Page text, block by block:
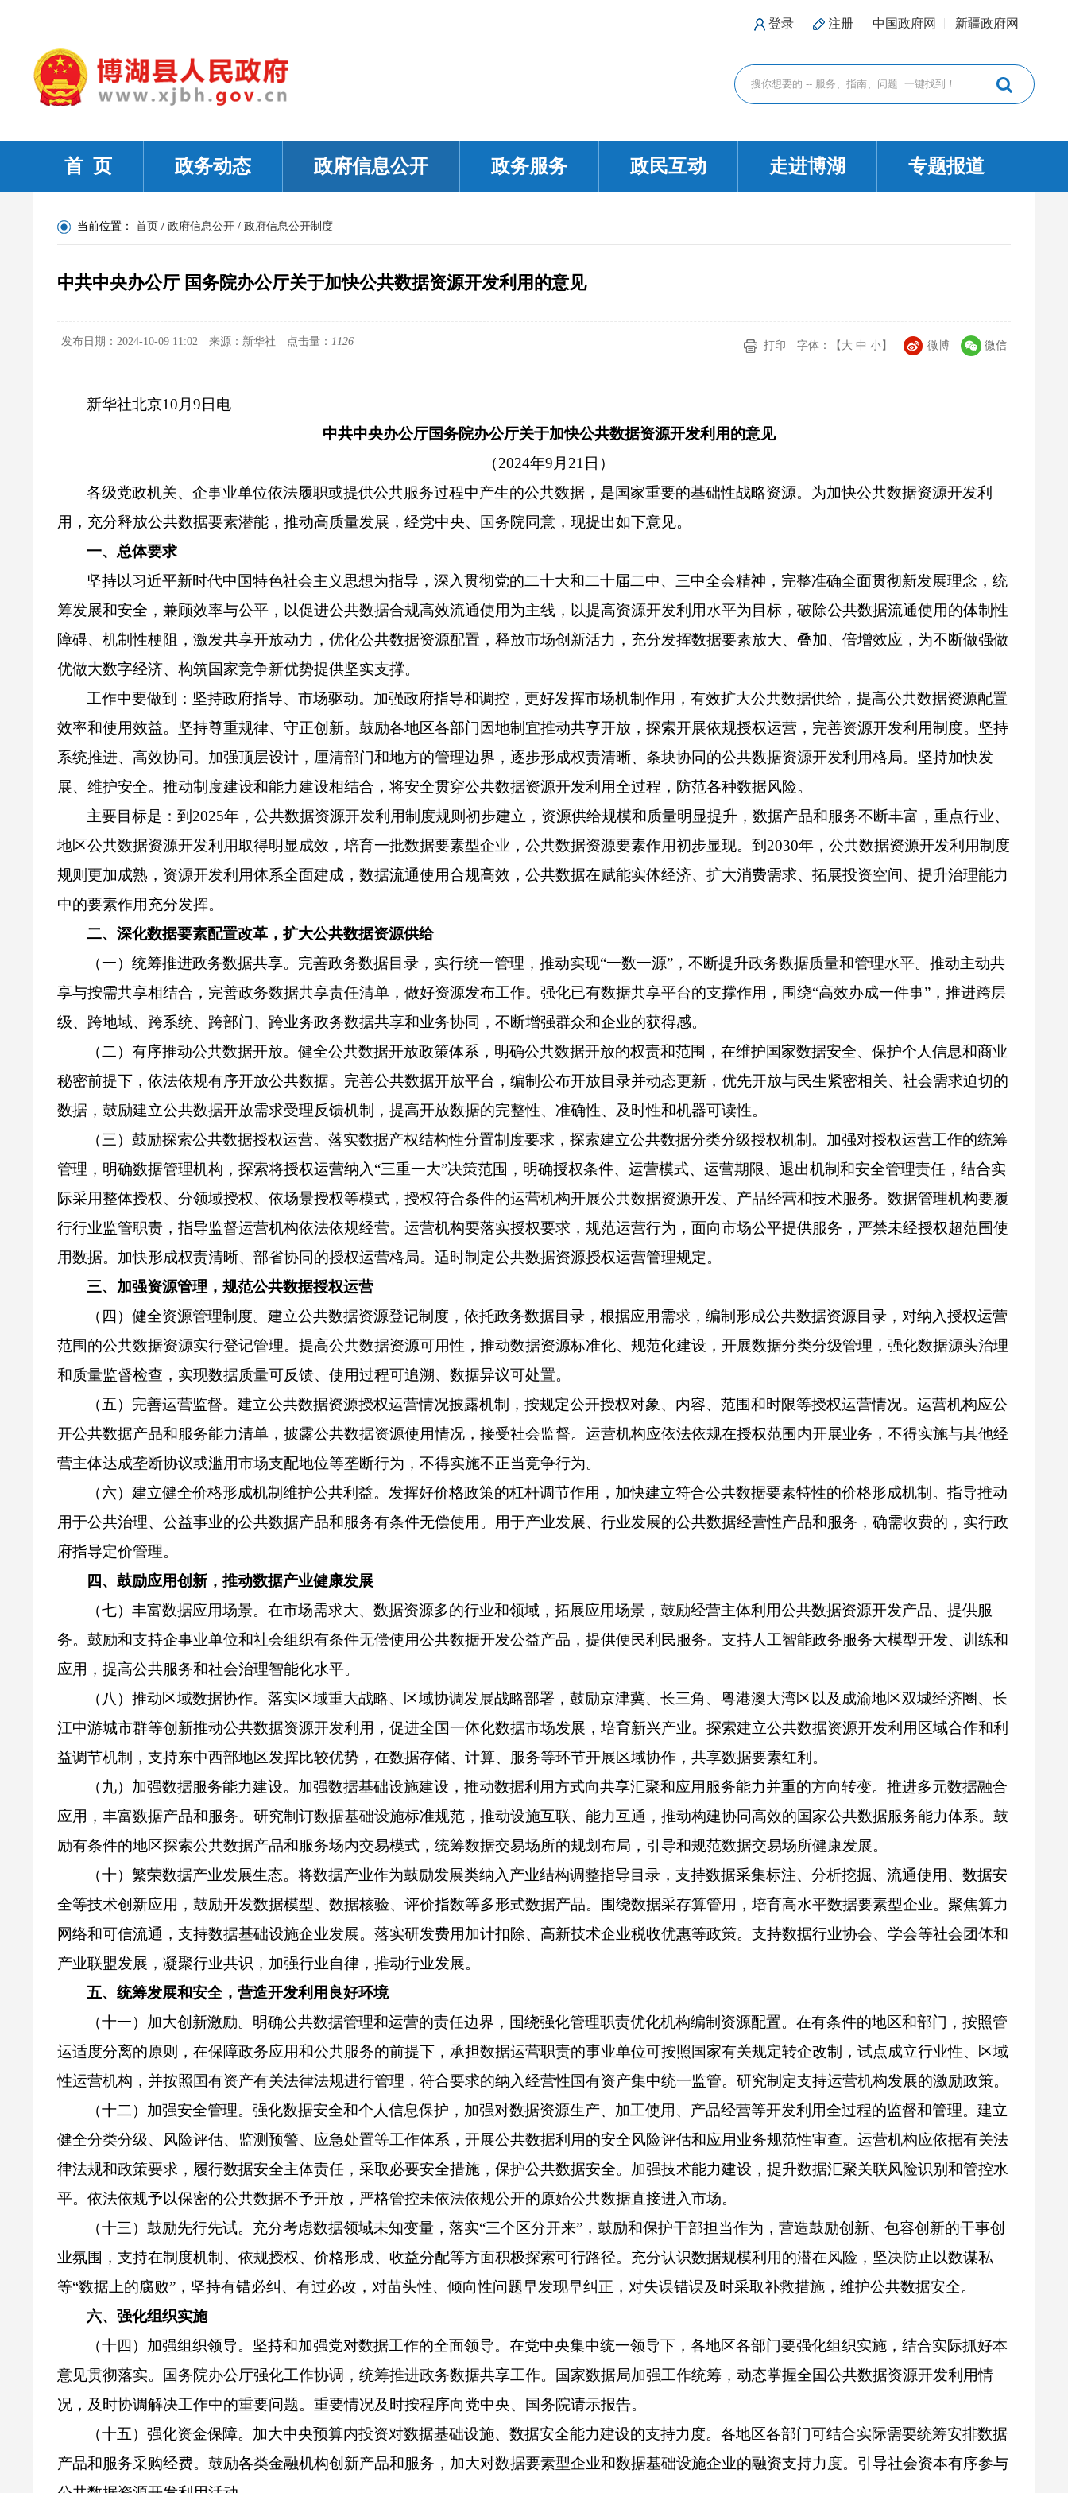
登录 注册 中国政府网 新疆政府网
首 页 政务动态 政府信息公开 政务服务 政民互动 走进博湖 专题报道
当前位置： 首页 / 政府信息公开 / 政府信息公开制度
中共中央办公厅 国务院办公厅关于加快公共数据资源开发利用的意见
发布日期：2024-10-09 11:02 来源：新华社 点击量： 1126 打印 字体：【 大 中 小 】 微博 微信
新华社北京10月9日电
中共中央办公厅国务院办公厅关于加快公共数据资源开发利用的意见
（2024年9月21日）
各级党政机关、企事业单位依法履职或提供公共服务过程中产生的公共数据，是国家重要的基础性战略资源。为加快公共数据资源开发利
用，充分释放公共数据要素潜能，推动高质量发展，经党中央、国务院同意，现提出如下意见。
一、总体要求
坚持以习近平新时代中国特色社会主义思想为指导，深入贯彻党的二十大和二十届二中、三中全会精神，完整准确全面贯彻新发展理念，统
筹发展和安全，兼顾效率与公平，以促进公共数据合规高效流通使用为主线，以提高资源开发利用水平为目标，破除公共数据流通使用的体制性
障碍、机制性梗阻，激发共享开放动力，优化公共数据资源配置，释放市场创新活力，充分发挥数据要素放大、叠加、倍增效应，为不断做强做
优做大数字经济、构筑国家竞争新优势提供坚实支撑。
工作中要做到：坚持政府指导、市场驱动。加强政府指导和调控，更好发挥市场机制作用，有效扩大公共数据供给，提高公共数据资源配置
效率和使用效益。坚持尊重规律、守正创新。鼓励各地区各部门因地制宜推动共享开放，探索开展依规授权运营，完善资源开发利用制度。坚持
系统推进、高效协同。加强顶层设计，厘清部门和地方的管理边界，逐步形成权责清晰、条块协同的公共数据资源开发利用格局。坚持加快发
展、维护安全。推动制度建设和能力建设相结合，将安全贯穿公共数据资源开发利用全过程，防范各种数据风险。
主要目标是：到 2025年，公共数据资源开发利用制度规则初步建立，资源供给规模和质量明显提升，数据产品和服务不断丰富，重点行业、
地区公共数据资源开发利用取得明显成效，培育一批数据要素型企业，公共数据资源要素作用初步显现。到2030年，公共数据资源开发利用制度
规则更加成熟，资源开发利用体系全面建成，数据流通使用合规高效，公共数据在赋能实体经济、扩大消费需求、拓展投资空间、提升治理能力
中的要素作用充分发挥。
二、深化数据要素配置改革，扩大公共数据资源供给
（一）统筹推进政务数据共享。完善政务数据目录，实行统一管理，推动实现“一数一源”，不断提升政务数据质量和管理水平。推动主动共
享与按需共享相结合，完善政务数据共享责任清单，做好资源发布工作。强化已有数据共享平台的支撑作用，围绕“高效办成一件事”，推进跨层
级、跨地域、跨系统、跨部门、跨业务政务数据共享和业务协同，不断增强群众和企业的获得感。
（二）有序推动公共数据开放。健全公共数据开放政策体系，明确公共数据开放的权责和范围，在维护国家数据安全、保护个人信息和商业
秘密前提下，依法依规有序开放公共数据。完善公共数据开放平台，编制公布开放目录并动态更新，优先开放与民生紧密相关、社会需求迫切的
数据，鼓励建立公共数据开放需求受理反馈机制，提高开放数据的完整性、准确性、及时性和机器可读性。
（三）鼓励探索公共数据授权运营。落实数据产权结构性分置制度要求，探索建立公共数据分类分级授权机制。加强对授权运营工作的统筹
管理，明确数据管理机构，探索将授权运营纳入 “三重一大”决策范围，明确授权条件、运营模式、运营期限、退出机制和安全管理责任，结合实
际采用整体授权、分领域授权、依场景授权等模式，授权符合条件的运营机构开展公共数据资源开发、产品经营和技术服务。数据管理机构要履
行行业监管职责，指导监督运营机构依法依规经营。运营机构要落实授权要求，规范运营行为，面向市场公平提供服务，严禁未经授权超范围使
用数据。加快形成权责清晰、部省协同的授权运营格局。适时制定公共数据资源授权运营管理规定。
三、加强资源管理，规范公共数据授权运营
（四）健全资源管理制度。建立公共数据资源登记制度，依托政务数据目录，根据应用需求，编制形成公共数据资源目录，对纳入授权运营
范围的公共数据资源实行登记管理。提高公共数据资源可用性，推动数据资源标准化、规范化建设，开展数据分类分级管理，强化数据源头治理
和质量监督检查，实现数据质量可反馈、使用过程可追溯、数据异议可处置。
（五）完善运营监督。建立公共数据资源授权运营情况披露机制，按规定公开授权对象、内容、范围和时限等授权运营情况。运营机构应公
开公共数据产品和服务能力清单，披露公共数据资源使用情况，接受社会监督。运营机构应依法依规在授权范围内开展业务，不得实施与其他经
营主体达成垄断协议或滥用市场支配地位等垄断行为，不得实施不正当竞争行为。
（六）建立健全价格形成机制维护公共利益。发挥好价格政策的杠杆调节作用，加快建立符合公共数据要素特性的价格形成机制。指导推动
用于公共治理、公益事业的公共数据产品和服务有条件无偿使用。用于产业发展、行业发展的公共数据经营性产品和服务，确需收费的，实行政
府指导定价管理。
四、鼓励应用创新，推动数据产业健康发展
（七）丰富数据应用场景。在市场需求大、数据资源多的行业和领域，拓展应用场景，鼓励经营主体利用公共数据资源开发产品、提供服
务。鼓励和支持企事业单位和社会组织有条件无偿使用公共数据开发公益产品，提供便民利民服务。支持人工智能政务服务大模型开发、训练和
应用，提高公共服务和社会治理智能化水平。
（八）推动区域数据协作。落实区域重大战略、区域协调发展战略部署，鼓励京津冀、长三角、粤港澳大湾区以及成渝地区双城经济圈、长
江中游城市群等创新推动公共数据资源开发利用，促进全国一体化数据市场发展，培育新兴产业。探索建立公共数据资源开发利用区域合作和利
益调节机制，支持东中西部地区发挥比较优势，在数据存储、计算、服务等环节开展区域协作，共享数据要素红利。
（九）加强数据服务能力建设。加强数据基础设施建设，推动数据利用方式向共享汇聚和应用服务能力并重的方向转变。推进多元数据融合
应用，丰富数据产品和服务。研究制订数据基础设施标准规范，推动设施互联、能力互通，推动构建协同高效的国家公共数据服务能力体系。鼓
励有条件的地区探索公共数据产品和服务场内交易模式，统筹数据交易场所的规划布局，引导和规范数据交易场所健康发展。
（十）繁荣数据产业发展生态。将数据产业作为鼓励发展类纳入产业结构调整指导目录，支持数据采集标注、分析挖掘、流通使用、数据安
全等技术创新应用，鼓励开发数据模型、数据核验、评价指数等多形式数据产品。围绕数据采存算管用，培育高水平数据要素型企业。聚焦算力
网络和可信流通，支持数据基础设施企业发展。落实研发费用加计扣除、高新技术企业税收优惠等政策。支持数据行业协会、学会等社会团体和
产业联盟发展，凝聚行业共识，加强行业自律，推动行业发展。
五、统筹发展和安全，营造开发利用良好环境
（十一）加大创新激励。明确公共数据管理和运营的责任边界，围绕强化管理职责优化机构编制资源配置。在有条件的地区和部门，按照管
运适度分离的原则，在保障政务应用和公共服务的前提下，承担数据运营职责的事业单位可按照国家有关规定转企改制，试点成立行业性、区域
性运营机构，并按照国有资产有关法律法规进行管理，符合要求的纳入经营性国有资产集中统一监管。研究制定支持运营机构发展的激励政策。
（十二）加强安全管理。强化数据安全和个人信息保护，加强对数据资源生产、加工使用、产品经营等开发利用全过程的监督和管理。建立
健全分类分级、风险评估、监测预警、应急处置等工作体系，开展公共数据利用的安全风险评估和应用业务规范性审查。运营机构应依据有关法
律法规和政策要求，履行数据安全主体责任，采取必要安全措施，保护公共数据安全。加强技术能力建设，提升数据汇聚关联风险识别和管控水
平。依法依规予以保密的公共数据不予开放，严格管控未依法依规公开的原始公共数据直接进入市场。
（十三）鼓励先行先试。充分考虑数据领域未知变量，落实“三个区分开来”，鼓励和保护干部担当作为，营造鼓励创新、包容创新的干事创
业氛围，支持在制度机制、依规授权、价格形成、收益分配等方面积极探索可行路径。充分认识数据规模利用的潜在风险，坚决防止以数谋私
等“数据上的腐败”，坚持有错必纠、有过必改，对苗头性、倾向性问题早发现早纠正，对失误错误及时采取补救措施，维护公共数据安全。
六、强化组织实施
（十四）加强组织领导。坚持和加强党对数据工作的全面领导。在党中央集中统一领导下，各地区各部门要强化组织实施，结合实际抓好本
意见贯彻落实。国务院办公厅强化工作协调，统筹推进政务数据共享工作。国家数据局加强工作统筹，动态掌握全国公共数据资源开发利用情
况，及时协调解决工作中的重要问题。重要情况及时按程序向党中央、国务院请示报告。
（十五）强化资金保障。加大中央预算内投资对数据基础设施、数据安全能力建设的支持力度。各地区各部门可结合实际需要统筹安排数据
产品和服务采购经费。鼓励各类金融机构创新产品和服务，加大对数据要素型企业和数据基础设施企业的融资支持力度。引导社会资本有序参与